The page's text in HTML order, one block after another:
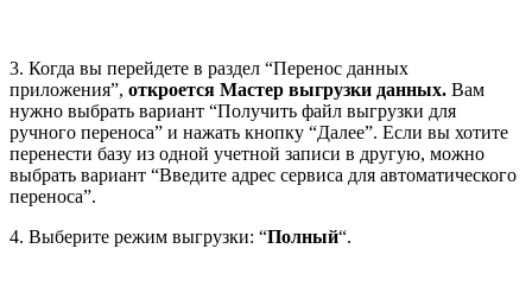
3. Когда вы перейдете в раздел “Перенос данных
приложения”, откроется Мастер выгрузки данных. Вам
нужно выбрать вариант “Получить файл выгрузки для
ручного переноса” и нажать кнопку “Далее”. Если вы хотите
перенести базу из одной учетной записи в другую, можно
выбрать вариант “Введите адрес сервиса для автоматического
переноса”.
4. Выберите режим выгрузки: “Полный“.